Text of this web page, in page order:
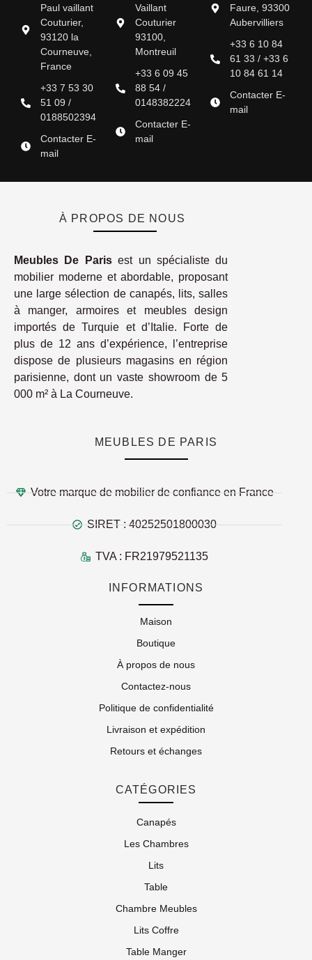
Paul vaillant
Couturier,
93120 la
Courneuve,
France
+33 7 53 30
51 09 /
0188502394
Contacter E-
mail
Vaillant
Couturier
93100,
Montreuil
+33 6 09 45
88 54 /
0148382224
Contacter E-
mail
Faure, 93300
Aubervilliers
+33 6 10 84
61 33 / +33 6
10 84 61 14
Contacter E-
mail
À PROPOS DE NOUS
Meubles De Parisest un spécialiste du
mobilier moderne et abordable, proposant
une large sélection de canapés, lits, salles
à manger, armoires et meubles design
importés de Turquie et d’Italie. Forte de
plus de 12 ans d’expérience, l’entreprise
dispose de plusieurs magasins en région
parisienne, dont un vaste showroom de 5
000 m² à La Courneuve.
MEUBLES DE PARIS
Votre marque de mobilier de confiance en France
SIRET : 40252501800030
TVA : FR21979521135
INFORMATIONS
Maison
Boutique
À propos de nous
Contactez-nous
Politique de confidentialité
Livraison et expédition
Retours et échanges
CATÉGORIES
Canapés
Les Chambres
Lits
Table
Chambre Meubles
Lits Coffre
Table Manger